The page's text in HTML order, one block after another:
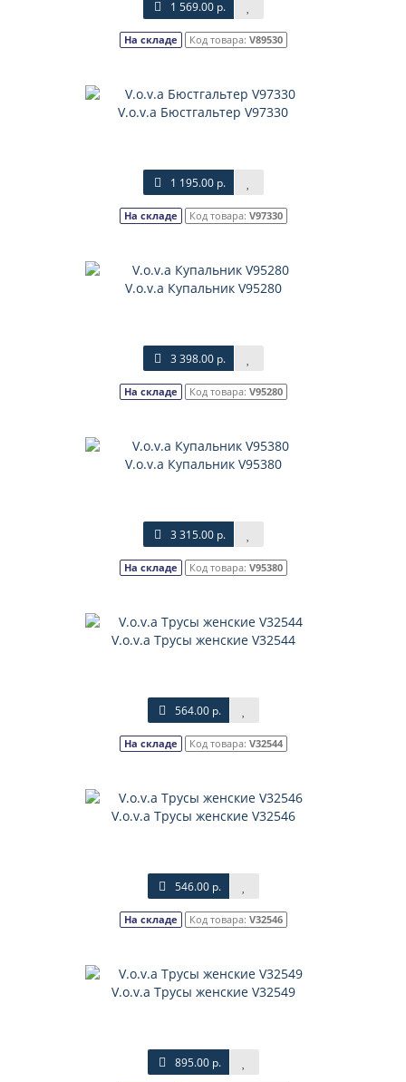
1 569.00 р.
На складе Код товара: V89530
V.o.v.a Бюстгальтер V97330
1 195.00 р.
На складе Код товара: V97330
V.o.v.a Купальник V95280
3 398.00 р.
На складе Код товара: V95280
V.o.v.a Купальник V95380
3 315.00 р.
На складе Код товара: V95380
V.o.v.a Трусы женские V32544
564.00 р.
На складе Код товара: V32544
V.o.v.a Трусы женские V32546
546.00 р.
На складе Код товара: V32546
V.o.v.a Трусы женские V32549
895.00 р.